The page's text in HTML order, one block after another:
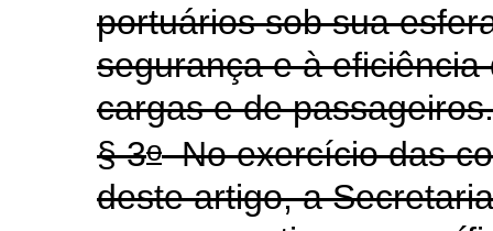
portuários sob sua
segurança e à
cargas e de passageiros.
§ 3oNo exercício das
deste artigo, a